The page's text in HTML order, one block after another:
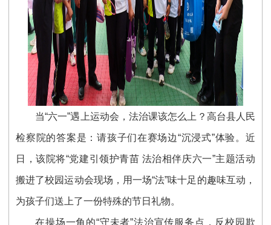
当“六一”遇上运动会，法治课该怎么上？高台县人民
检察院的答案是：请孩子们在赛场边“沉浸式”体验。近
日，该院将“党建引领护青苗 法治相伴庆六一”主题活动
搬进了校园运动会现场，用一场“法”味十足的趣味互动，
为孩子们送上了一份特殊的节日礼物。
在操场一角的“守未者”法治宣传服务点，反校园欺